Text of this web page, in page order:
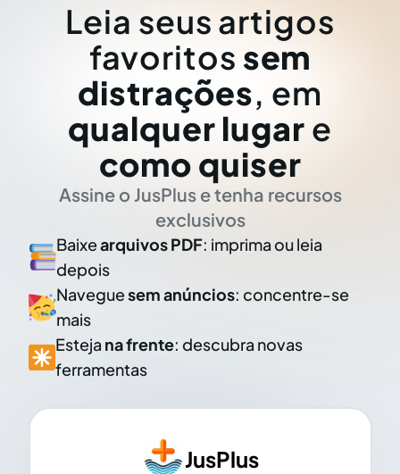
Leia seus artigos
favoritos sem
distrações, em
qualquer lugar e
como quiser
Assine o JusPlus e tenha recursos
exclusivos
Baixearquivos PDF: imprima ou leia
depois
Naveguesem anúncios: concentre-se
mais
Esteja na frente: descubra novas
ferramentas
JusPlus